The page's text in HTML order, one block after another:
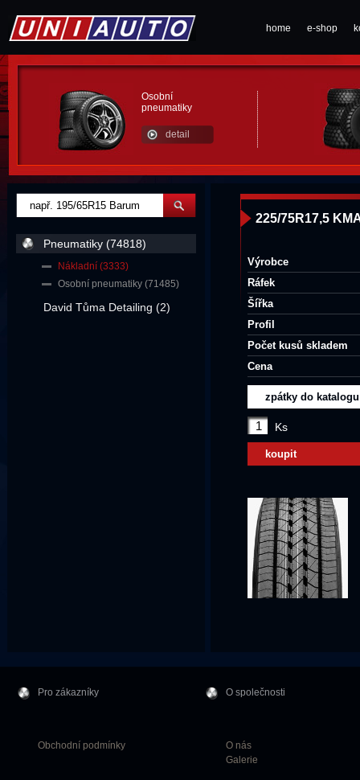
home e-shop
Osobní
pneumatiky
detail
225/75R17,5
Výrobce
Ráfek
Šířka
Profil
Počet kusů skladem
Cena
zpátky do katalogu
Ks
koupit
Pneumatiky (74818)
Nákladní (3333)
Osobní pneumatiky (71485)
David Tůma Detailing (2)
Pro zákazníky
Obchodní podmínky
O společnosti
O nás
Galerie